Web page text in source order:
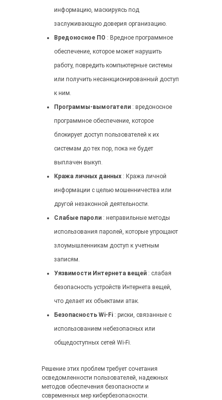
информацию, маскируясь под
заслуживающую доверия организацию.
Вредоносное ПО : Вредное программное
обеспечение, которое может нарушить
работу, повредить компьютерные системы
или получить несанкционированный доступ
к ним.
Программы-вымогатели : вредоносное
программное обеспечение, которое
блокирует доступ пользователей к их
системам до тех пор, пока не будет
выплачен выкуп.
Кража личных данных : Кража личной
информации с целью мошенничества или
другой незаконной деятельности.
Слабые пароли : неправильные методы
использования паролей, которые упрощают
злоумышленникам доступ к учетным
записям.
Уязвимости Интернета вещей : слабая
безопасность устройств Интернета вещей,
что делает их объектами атак.
Безопасность Wi-Fi : риски, связанные с
использованием небезопасных или
общедоступных сетей Wi-Fi.
Решение этих проблем требует сочетания
осведомленности пользователей, надежных
методов обеспечения безопасности и
современных мер кибербезопасности.